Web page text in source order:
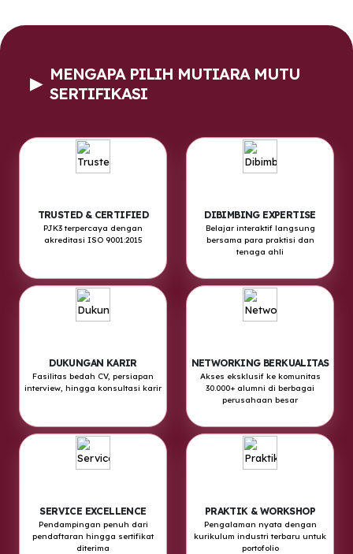
▶ MENGAPA PILIH MUTIARA MUTU
SERTIFIKASI
TRUSTED & CERTIFIED
PJK3 terpercaya dengan
akreditasi ISO 9001:2015
DIBIMBING EXPERTISE
Belajar interaktif langsung
bersama para praktisi dan
tenaga ahli
DUKUNGAN KARIR
Fasilitas bedah CV, persiapan
interview, hingga konsultasi karir
NETWORKING BERKUALITAS
Akses eksklusif ke komunitas
30.000+ alumni di berbagai
perusahaan besar
SERVICE EXCELLENCE
Pendampingan penuh dari
pendaftaran hingga sertifikat
diterima
PRAKTIK & WORKSHOP
Pengalaman nyata dengan
kurikulum industri terbaru untuk
portofolio